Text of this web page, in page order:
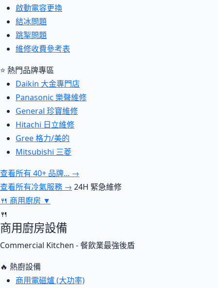
啟動電容更換
結冰問題
跳掣問題
維修收費參考表
⭐ 熱門品牌專區
Daikin 大金專門店
Panasonic 樂聲維修
General 珍寶維修
Hitachi 日立維修
Gree 格力/美的
Mitsubishi 三菱
查看所有 40+ 品牌... →
查看所有冷氣服務 → 24H 緊急維修
🍴 商用廚房 ▼
🍴
商用廚房設備
Commercial Kitchen - 餐飲業最強後盾
🔥 熱廚設備
商用電磁爐 (大功率)